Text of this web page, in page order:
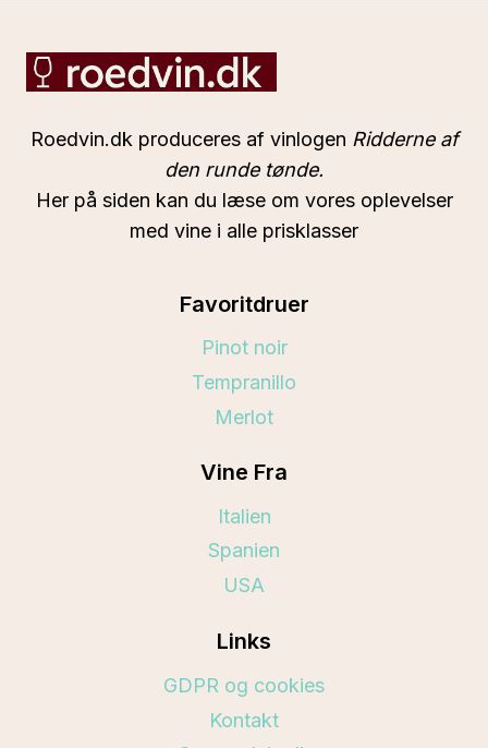
Roedvin.dk produceres af vinlogen Ridderne af
den runde tønde.
Her på siden kan du læse om vores oplevelser
med vine i alle prisklasser
Favoritdruer
Pinot noir
Tempranillo
Merlot
Vine Fra
Italien
Spanien
USA
Links
GDPR og cookies
Kontakt